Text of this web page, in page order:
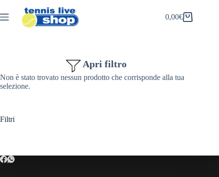
al
contenuto
Carrello
0,00€
Apri filtro
Non è stato trovato nessun prodotto che corrisponde alla tua
selezione.
Filtri